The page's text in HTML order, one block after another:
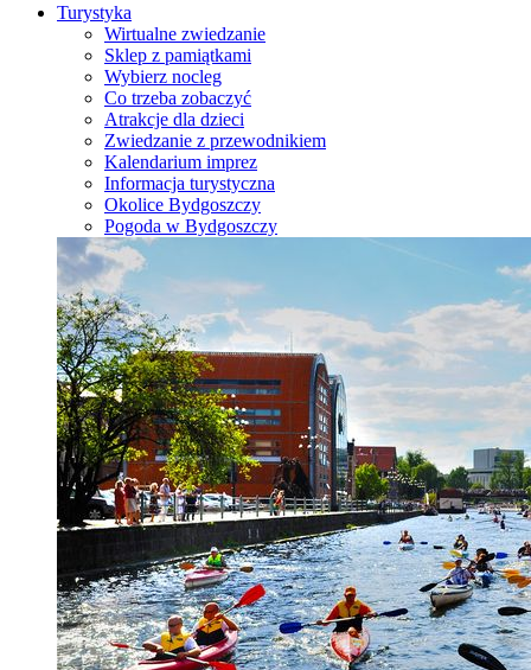
Turystyka
Wirtualne zwiedzanie
Sklep z pamiątkami
Wybierz nocleg
Co trzeba zobaczyć
Atrakcje dla dzieci
Zwiedzanie z przewodnikiem
Kalendarium imprez
Informacja turystyczna
Okolice Bydgoszczy
Pogoda w Bydgoszczy